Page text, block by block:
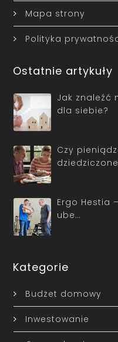
Mapa strony
Polityka
Ostatnie artykuły
Jak znaleźć
dla siebie?
Czy
Ergo Hestia
ube…
Kategorie
Budżet domowy
Inwestowanie